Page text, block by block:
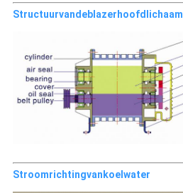
Structuurvandeblazerhoofdlichaam
Stroomrichtingvankoelwater